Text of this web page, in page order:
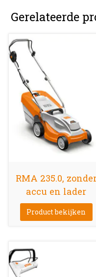
Gerelateerde
RMA 235.0,
accu en lader
Product bekijken